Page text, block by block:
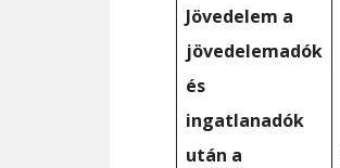
Jövedelem a
jövedelemadók
és
ingatlanadók
után a